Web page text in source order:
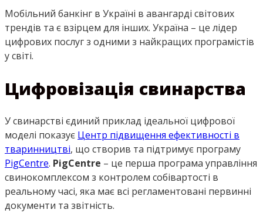
Мобільний банкінг в Україні в авангарді світових
трендів та є взірцем для інших. Україна – це лідер
цифрових послуг з одними з найкращих програмістів
у світі.
Цифровізація свинарства
У свинарстві єдиний приклад ідеальної цифрової
моделі показує Центр підвищення ефективності в
тваринництві, що створив та підтримує програму
PigCentre. PigCentre – це перша програма управління
свинокомплексом з контролем собівартості в
реальному часі, яка має всі регламентовані первинні
документи та звітність.